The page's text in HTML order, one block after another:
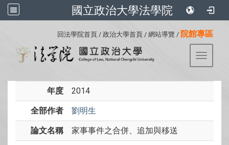
國立政治大學法學院
回法學院首頁 / 政治大學首頁 / 網站導覽 / 院館專區
Toggle
年度 2014
全部作者 劉明生
論文名稱 家事事件之合併、追加與移送